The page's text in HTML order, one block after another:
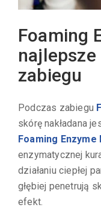
Foaming
zabiegu
Podczas zabiegu
skórę nakładana
Foaming Enzyme
enzymatycznej
działaniu ciepłej
głębiej penetrują
efekt.